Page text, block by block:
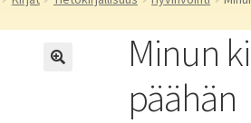
Minun
päähän